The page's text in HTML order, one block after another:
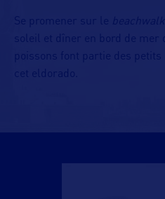
Se promener sur le
soleil et dîner en bord de mer
poissons font partie des
cet eldorado.